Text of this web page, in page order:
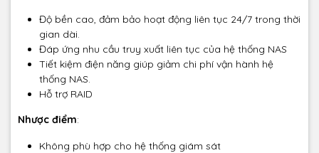
Độ bền cao, đảm bảo hoạt động liên tục 24/7 trong thời
gian dài.
Đáp ứng nhu cầu truy xuất liên tục của hệ thống NAS
Tiết kiệm điện năng giúp giảm chi phí vận hành hệ
thống NAS.
Hỗ trợ RAID
Nhược điểm:
Không phù hợp cho hệ thống giám sát